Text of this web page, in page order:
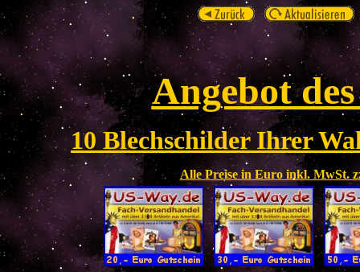
Angebot
10 Blechschilder Ihrer
Alle Preise in Euro inkl. MwSt.